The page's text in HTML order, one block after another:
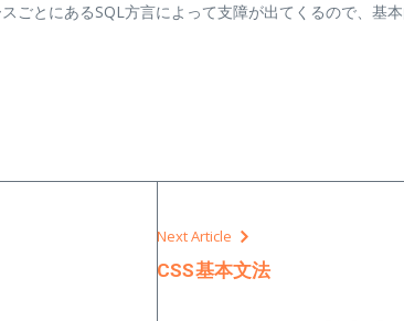
とにあるSQL方言によって支障が出てくるので、基本
Next Article
CSS基本文法